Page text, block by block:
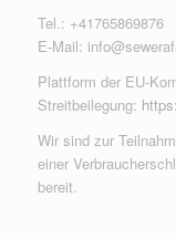
Tel.: +41765869876
E-Mail:
Plattform der EU-
Streitbeilegung:
Wir sind zur
einer
bereit.